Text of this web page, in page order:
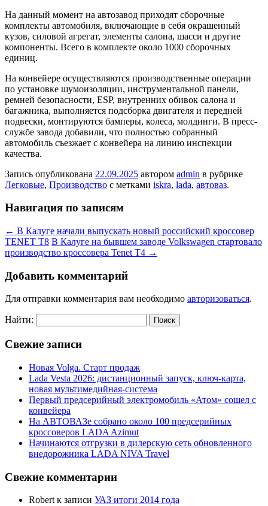
На данный момент на автозавод приходят сборочные
комплекты автомобиля, включающие в себя окрашенный
кузов, силовой агрегат, элементы салона, шасси и другие
компоненты. Всего в комплекте около 1000 сборочных
единиц.
На конвейере осуществляются производственные операции
по установке шумоизоляции, инструментальной панели,
ремней безопасности, ESP, внутренних обивок салона и
багажника, выполняется подсборка двигателя и передней
подвески, монтируются бамперы, колеса, молдинги. В пресс-
службе завода добавили, что полностью собранный
автомобиль съезжает с конвейера на линию инспекции
качества.
Запись опубликована 22.09.2025 автором admin в рубрике
Легковые, Производство с метками iskra, lada, автоваз.
Навигация по записям
← В Калуге начали выпускать новый российский кроссовер
TENET T8 В Калуге на бывшем заводе Volkswagen стартовало
производство кроссовера Tenet T4 →
Добавить комментарий
Для отправки комментария вам необходимо авторизоваться.
Найти:
Свежие записи
Новая Volga. Старт продаж
Lada Vesta 2026: дистанционный запуск, ключ-карта,
новая мультимедийная-система
Первый предсерийный электромобиль «Атом» сошел с
конвейера
На АВТОВАЗе собрано около 100 предсерийных
кроссоверов LADA Azimut
Начинаются отгрузки в дилерскую сеть обновленного
внедорожника LADA NIVA Travel
Свежие комментарии
Robert к записи УАЗ итоги 2014 года